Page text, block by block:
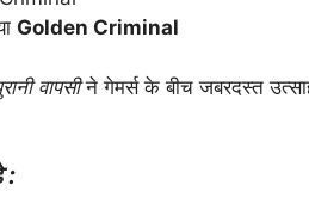
Golden Criminal
वापसीने गेमर्स के बीच जबरदस्त
: